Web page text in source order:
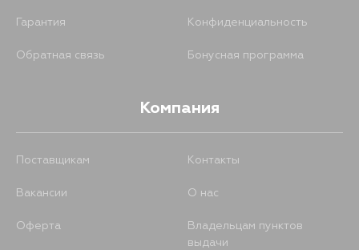
Гарантия Конфиденциальность
Обратная связь Бонусная программа
Компания
Поставщикам Контакты
Вакансии О нас
Оферта
Владельцам пунктов
выдачи